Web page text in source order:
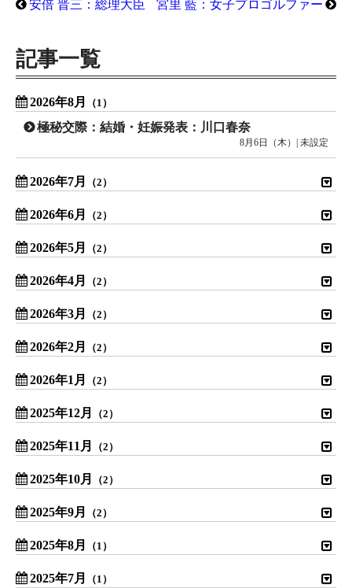
安倍 晋三：総理大臣 宮里 藍：女子プロゴルファー
記事一覧
2026年8月 （1）
極秘交際：結婚・妊娠発表：川口春奈
8月6日（木）| 未設定
2026年7月 （2）
2026年6月 （2）
2026年5月 （2）
2026年4月 （2）
2026年3月 （2）
2026年2月 （2）
2026年1月 （2）
2025年12月 （2）
2025年11月 （2）
2025年10月 （2）
2025年9月 （2）
2025年8月 （1）
2025年7月 （1）